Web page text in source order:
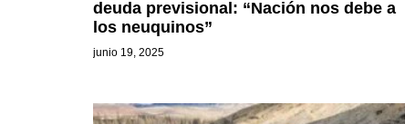
deuda previsional: “Nación nos debe a
los neuquinos”
junio 19, 2025